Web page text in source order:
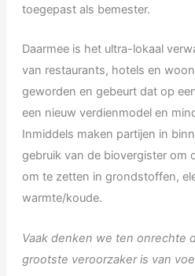
toegepast als bemester.
Daarmee is het ultra-lokaal
van restaurants, hotels en
geworden en gebeurt dat op
een nieuw verdienmodel en
Inmiddels maken partijen in
gebruik van de biovergister om
om te zetten in grondstoffen,
warmte/koude.
Vaak denken we ten onrechte
grootste veroorzaker is van